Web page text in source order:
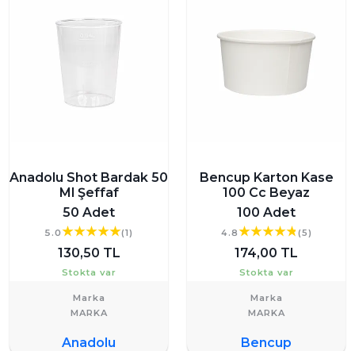
Anadolu Shot Bardak 50
Ml Şeffaf
50 Adet
5.0 (1)
130,50 TL
Stokta var
Marka
Anadolu
Bencup Karton Kase
100 Cc Beyaz
100 Adet
4.8 (5)
174,00 TL
Stokta var
Marka
Bencup